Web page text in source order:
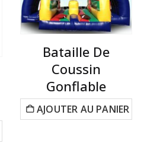
Bataille De
Coussin
Gonflable
AJOUTER AU PANIER